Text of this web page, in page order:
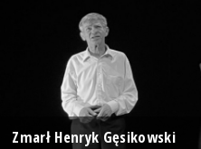
Zmarł Henryk Gęsikowski